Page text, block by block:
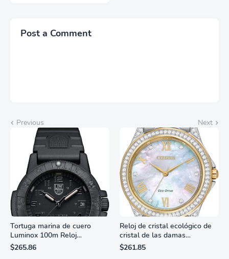
Post a Comment
Previous Next
Tortuga marina de cuero
Luminox 100m Reloj
analógico de cuarzo
resistente al agua
$265.86
Reloj de cristal ecológico de
cristal de las damas
ciudadanas, 3 manos,
marcadores de números
$261.85